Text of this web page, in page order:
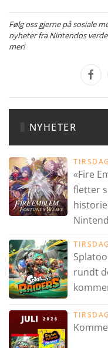
Følg oss gjerne på sosiale
nyheter fra Nintendos
mer!
NYHETER
«Fire
fletter
rundt